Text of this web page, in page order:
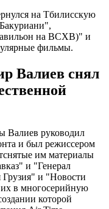
на Тбилисскую
на ВСХВ)" и
фильмы.
Валиев снял
Валиев руководил
и был режиссером
им материалы
и "Генерал
и "Новости
в многосерийную
которой